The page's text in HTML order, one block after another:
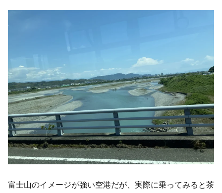
富士山のイメージが強い空港だが、実際に乗ってみると茶